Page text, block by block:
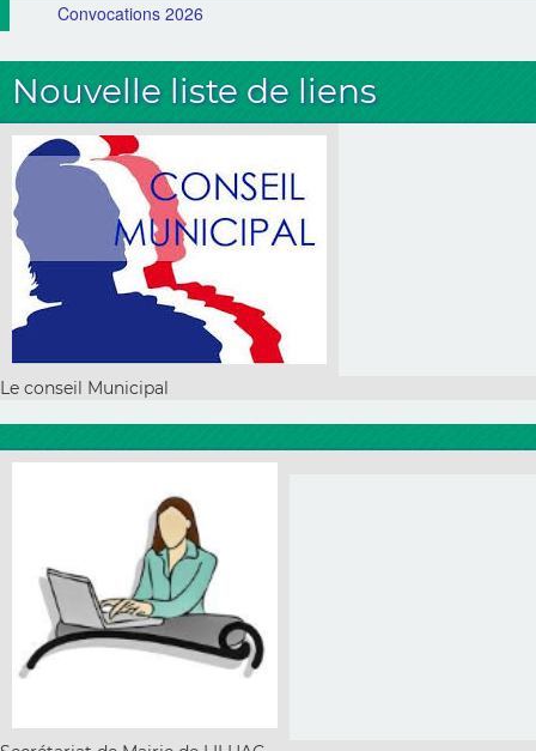
Convocations 2026
Nouvelle liste de liens
Le conseil Municipal